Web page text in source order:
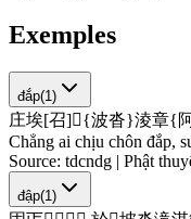
Exemples
đắp(1)
庄埃[召]󱟳{波沓}淩章{
Chẳng ai chịu chôn đắp,
Source: tdcndg | Phật
đập(1)